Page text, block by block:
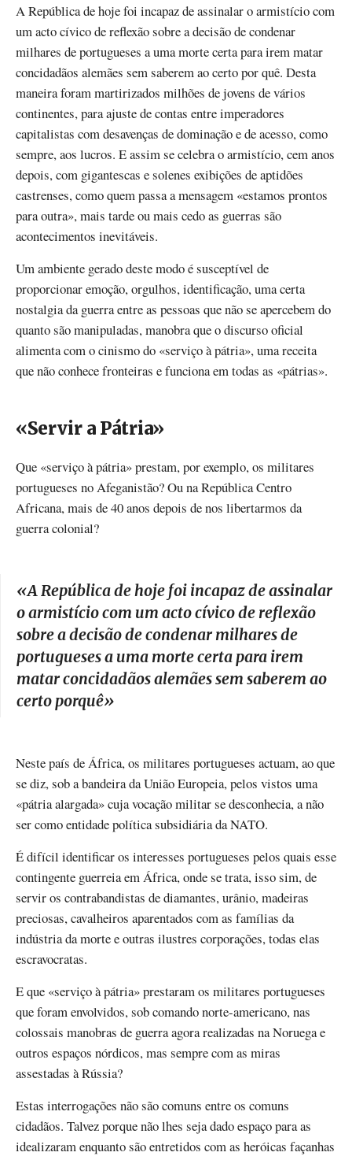
A República de hoje foi incapaz de assinalar o armistício com
um acto cívico de reflexão sobre a decisão de condenar
milhares de portugueses a uma morte certa para irem matar
concidadãos alemães sem saberem ao certo por quê. Desta
maneira foram martirizados milhões de jovens de vários
continentes, para ajuste de contas entre imperadores
capitalistas com desavenças de dominação e de acesso, como
sempre, aos lucros. E assim se celebra o armistício, cem anos
depois, com gigantescas e solenes exibições de aptidões
castrenses, como quem passa a mensagem «estamos prontos
para outra», mais tarde ou mais cedo as guerras são
acontecimentos inevitáveis.
Um ambiente gerado deste modo é susceptível de
proporcionar emoção, orgulhos, identificação, uma certa
nostalgia da guerra entre as pessoas que não se apercebem do
quanto são manipuladas, manobra que o discurso oficial
alimenta com o cinismo do «serviço à pátria», uma receita
que não conhece fronteiras e funciona em todas as «pátrias».
«Servir a Pátria»
Que «serviço à pátria» prestam, por exemplo, os militares
portugueses no Afeganistão? Ou na República Centro
Africana, mais de 40 anos depois de nos libertarmos da
guerra colonial?
«A República de hoje foi incapaz de assinalar
o armistício com um acto cívico de reflexão
sobre a decisão de condenar milhares de
portugueses a uma morte certa para irem
matar concidadãos alemães sem saberem ao
certo porquê»
Neste país de África, os militares portugueses actuam, ao que
se diz, sob a bandeira da União Europeia, pelos vistos uma
«pátria alargada» cuja vocação militar se desconhecia, a não
ser como entidade política subsidiária da NATO.
É difícil identificar os interesses portugueses pelos quais esse
contingente guerreia em África, onde se trata, isso sim, de
servir os contrabandistas de diamantes, urânio, madeiras
preciosas, cavalheiros aparentados com as famílias da
indústria da morte e outras ilustres corporações, todas elas
escravocratas.
E que «serviço à pátria» prestaram os militares portugueses
que foram envolvidos, sob comando norte-americano, nas
colossais manobras de guerra agora realizadas na Noruega e
outros espaços nórdicos, mas sempre com as miras
assestadas à Rússia?
Estas interrogações não são comuns entre os comuns
cidadãos. Talvez porque não lhes seja dado espaço para as
idealizaram enquanto são entretidos com as heróicas façanhas